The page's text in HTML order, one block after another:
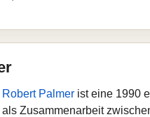
Robert Palmer ist eine 1990
Zusammenarbeit